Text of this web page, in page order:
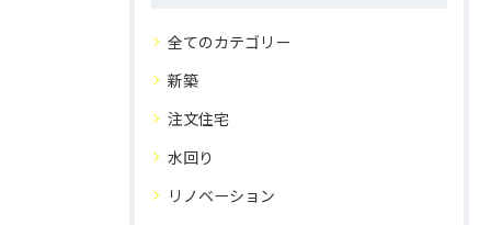
全てのカテゴリー
新築
注文住宅
水回り
リノベーション